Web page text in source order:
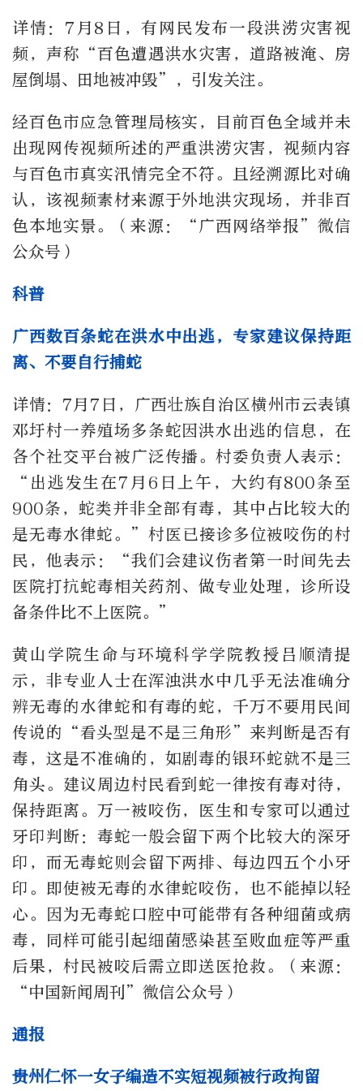
详情：7月8日，有网民发布一段洪涝灾害视
频，声称“百色遭遇洪水灾害，道路被淹、房
屋倒塌、田地被冲毁”，引发关注。
经百色市应急管理局核实，目前百色全域并未
出现网传视频所述的严重洪涝灾害，视频内容
与百色市真实汛情完全不符。且经溯源比对确
认，该视频素材来源于外地洪灾现场，并非百
色本地实景。（来源：“广西网络举报”微信
公众号）
科普
广西数百条蛇在洪水中出逃，专家建议保持距
离、不要自行捕蛇
详情：7月7日，广西壮族自治区横州市云表镇
邓圩村一养殖场多条蛇因洪水出逃的信息，在
各个社交平台被广泛传播。村委负责人表示：
“出逃发生在7月6日上午，大约有800条至
900条，蛇类并非全部有毒，其中占比较大的
是无毒水律蛇。”村医已接诊多位被咬伤的村
民，他表示：“我们会建议伤者第一时间先去
医院打抗蛇毒相关药剂、做专业处理，诊所设
备条件比不上医院。”
黄山学院生命与环境科学学院教授吕顺清提
示，非专业人士在浑浊洪水中几乎无法准确分
辨无毒的水律蛇和有毒的蛇，千万不要用民间
传说的“看头型是不是三角形”来判断是否有
毒，这是不准确的，如剧毒的银环蛇就不是三
角头。建议周边村民看到蛇一律按有毒对待，
保持距离。万一被咬伤，医生和专家可以通过
牙印判断：毒蛇一般会留下两个比较大的深牙
印，而无毒蛇则会留下两排、每边四五个小牙
印。即使被无毒的水律蛇咬伤，也不能掉以轻
心。因为无毒蛇口腔中可能带有各种细菌或病
毒，同样可能引起细菌感染甚至败血症等严重
后果，村民被咬后需立即送医抢救。（来源：
“中国新闻周刊”微信公众号）
通报
贵州仁怀一女子编造不实短视频被行政拘留